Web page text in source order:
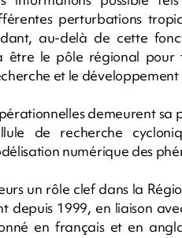
perturbations
au-delà de cette
être le pôle régional pour
et le
demeurent sa
de recherche
numérique des
un rôle clef dans la
depuis 1999, en liaison
en français et en